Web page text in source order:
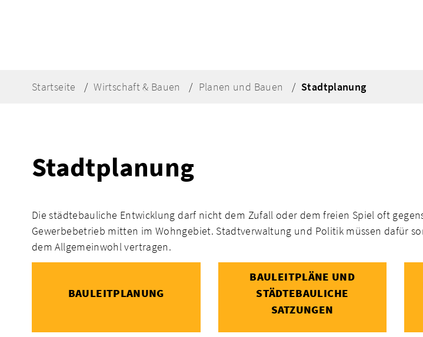
Startseite Wirtschaft & Bauen Planen und Bauen Stadtplanung
Stadtplanung
Die städtebauliche Entwicklung darf nicht dem Zufall oder dem freien Spiel oft
Gewerbebetrieb mitten im Wohngebiet. Stadtverwaltung und Politik müssen dafür
dem Allgemeinwohl vertragen.
BAULEITPLANUNG
BAULEITPLÄNE UND
STÄDTEBAULICHE
SATZUNGEN